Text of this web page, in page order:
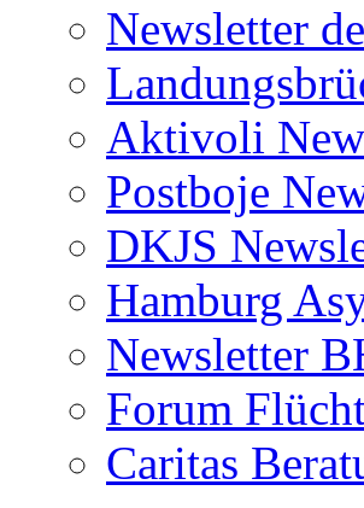
Newsletter
Aktivoli
Postboje
DKJS
Hamburg
Newsletter
Forum
Caritas